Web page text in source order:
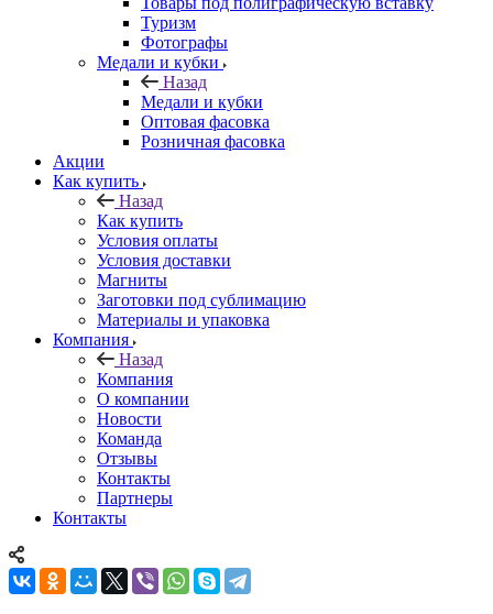
Туризм
Фотографы
Медали и кубки
Назад
Медали и кубки
Оптовая фасовка
Розничная фасовка
Акции
Как купить
Назад
Как купить
Условия оплаты
Условия доставки
Магниты
Заготовки под сублимацию
Материалы и упаковка
Компания
Назад
Компания
О компании
Новости
Команда
Отзывы
Контакты
Партнеры
Контакты